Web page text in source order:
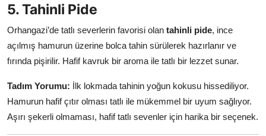
5. Tahinli Pide
Orhangazi’de tatlı severlerin favorisi olan tahinli pide, ince
açılmış hamurun üzerine bolca tahin sürülerek hazırlanır ve
fırında pişirilir. Hafif kavruk bir aroma ile tatlı bir lezzet sunar.
Tadım Yorumu: İlk lokmada tahinin yoğun kokusu hissediliyor.
Hamurun hafif çıtır olması tatlı ile mükemmel bir uyum sağlıyor.
Aşırı şekerli olmaması, hafif tatlı sevenler için harika bir seçenek.